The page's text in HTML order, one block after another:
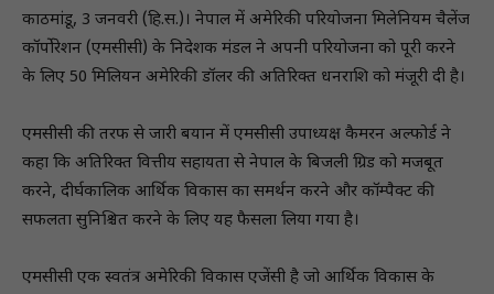
काठमांडू, 3 जनवरी (हि.स.)। नेपाल में अमेरिकी परियोजना मिलेनियम चैलेंज
कॉर्पोरेशन (एमसीसी) के निदेशक मंडल ने अपनी परियोजना को पूरी करने
के लिए 50 मिलियन अमेरिकी डॉलर की अतिरिक्त धनराशि को मंजूरी दी है।
एमसीसी की तरफ से जारी बयान में एमसीसी उपाध्यक्ष कैमरन अल्फोर्ड ने
कहा कि अतिरिक्त वित्तीय सहायता से नेपाल के बिजली ग्रिड को मजबूत
करने, दीर्घकालिक आर्थिक विकास का समर्थन करने और कॉम्पैक्ट की
सफलता सुनिश्चित करने के लिए यह फैसला लिया गया है।
एमसीसी एक स्वतंत्र अमेरिकी विकास एजेंसी है जो आर्थिक विकास के